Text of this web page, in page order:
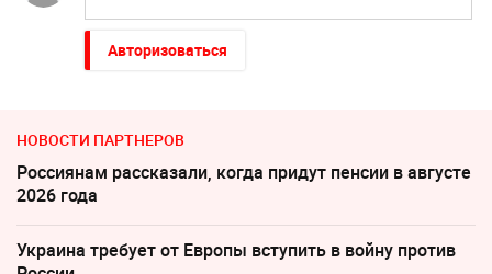
Авторизоваться
НОВОСТИ ПАРТНЕРОВ
Россиянам рассказали, когда придут пенсии в августе
2026 года
Украина требует от Европы вступить в войну против